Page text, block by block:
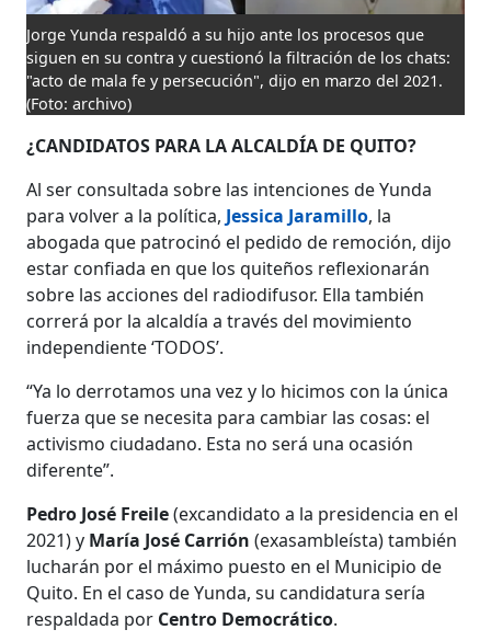
Jorge Yunda respaldó a su hijo ante los procesos que
siguen en su contra y cuestionó la filtración de los chats:
"acto de mala fe y persecución", dijo en marzo del 2021.
(Foto: archivo)
¿CANDIDATOS PARA LA ALCALDÍA DE QUITO?
Al ser consultada sobre las intenciones de Yunda
para volver a la política, Jessica Jaramillo, la
abogada que patrocinó el pedido de remoción, dijo
estar confiada en que los quiteños reflexionarán
sobre las acciones del radiodifusor. Ella también
correrá por la alcaldía a través del movimiento
independiente ‘TODOS’.
“Ya lo derrotamos una vez y lo hicimos con la única
fuerza que se necesita para cambiar las cosas: el
activismo ciudadano. Esta no será una ocasión
diferente”.
Pedro José Freile(excandidato a la presidencia en el
2021) y María José Carrión(exasambleísta) también
lucharán por el máximo puesto en el Municipio de
Quito. En el caso de Yunda, su candidatura sería
respaldada por Centro Democrático.